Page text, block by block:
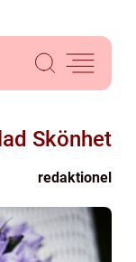
Skönhet
redaktionel